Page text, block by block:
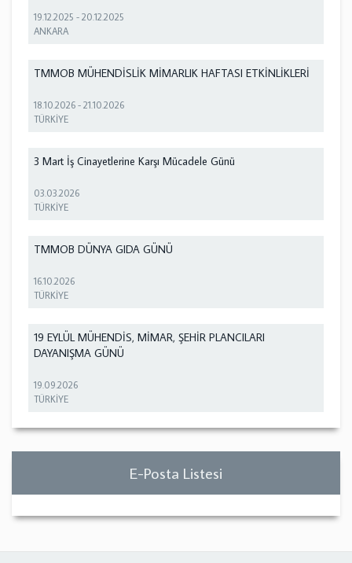
19.12.2025 -20.12.2025
ANKARA
TMMOB MÜHENDİSLİK MİMARLIK HAFTASI ETKİNLİKLERİ
18.10.2026 -21.10.2026
TÜRKİYE
3 Mart İş Cinayetlerine Karşı Mücadele Günü
03.03.2026
TÜRKİYE
TMMOB DÜNYA GIDA GÜNÜ
16.10.2026
TÜRKİYE
19 EYLÜL MÜHENDİS, MİMAR, ŞEHİR PLANCILARI
DAYANIŞMA GÜNÜ
19.09.2026
TÜRKİYE
E-Posta Listesi